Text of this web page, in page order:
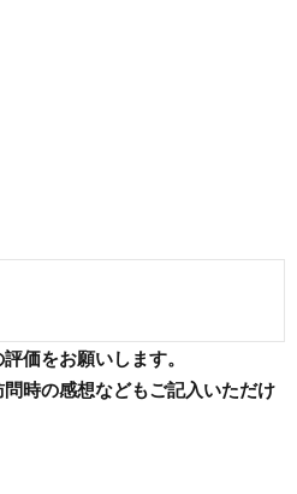
価をお願いします。
時の感想などもご記入いただけ